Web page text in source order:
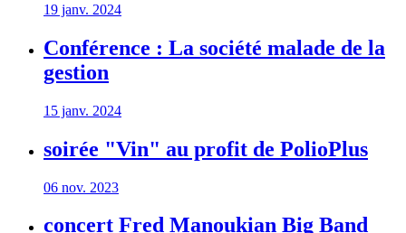
19 janv. 2024
Conférence : La société malade de la
gestion
15 janv. 2024
soirée "Vin" au profit de PolioPlus
06 nov. 2023
concert Fred Manoukian Big Band